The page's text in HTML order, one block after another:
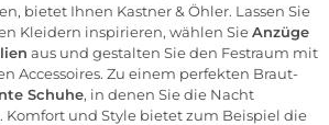
bietet Ihnen Kastner & Öhler. Lassen Sie
Kleidern inspirieren, wählen SieAnzüge
aus und gestalten Sie den Festraum mit
Accessoires. Zu einem perfekten Braut-
Schuhe, in denen Sie die Nacht
und Style bietet zum Beispiel die